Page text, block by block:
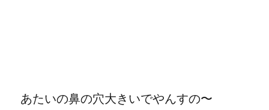
あたいの鼻の穴大きいでやんすの〜